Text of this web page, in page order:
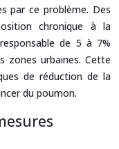
par ce problème. Des
chronique à la
de 5 à 7%
zones urbaines. Cette
de réduction de la
du poumon.